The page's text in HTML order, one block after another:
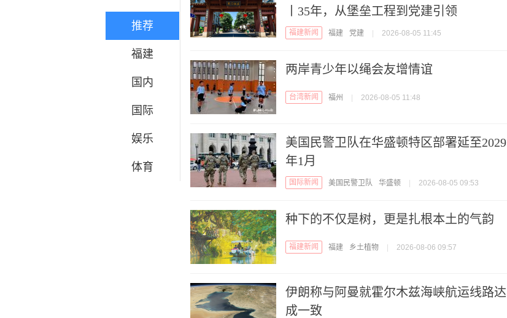
推荐
福建
国内
国际
娱乐
体育
丨35年，从堡垒工程到党建引领
福建新闻 福建 党建 2026-08-05 11:45
两岸青少年以绳会友增情谊
台湾新闻 福州 2026-08-05 11:48
美国民警卫队在华盛顿特区部署延至2029
年1月
国际新闻 美国民警卫队 华盛顿 2026-08-05 09:53
种下的不仅是树，更是扎根本土的气韵
福建新闻 福建 乡土植物 2026-08-06 09:57
伊朗称与阿曼就霍尔木兹海峡航运线路达
成一致